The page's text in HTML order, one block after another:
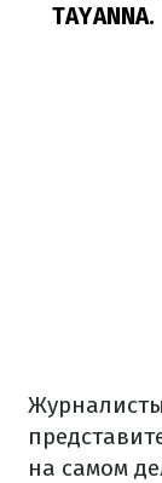
TAYANNA.
на самом